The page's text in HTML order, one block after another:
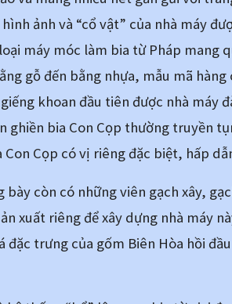
ảnh và “cổ vật” của nhà máy
máy móc làm bia từ Pháp mang
gỗ đến bằng nhựa, mẫu mã
khoan đầu tiên được nhà máy
ghiền bia Con Cọp thường truyền
Con Cọp có vị riêng đặc biệt, hấp
còn có những viên gạch xây,
xuất riêng để xây dựng nhà máy
đặc trưng của gốm Biên Hòa hồi